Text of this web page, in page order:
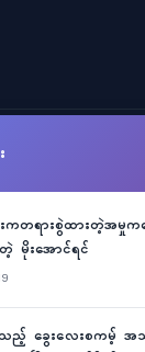
News
ကတရားစွဲထားတဲ့အမှု
မိုးအောင်ရင်
သည့် ခွေးလေးစကမ့် အ